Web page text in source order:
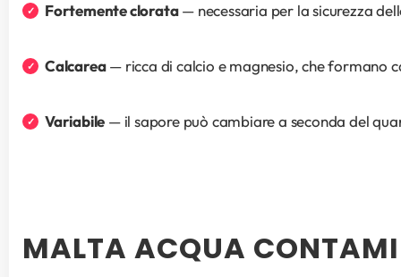
Fortemente clorata — necessaria per la sicurezza
Calcarea — ricca di calcio e magnesio, che formano
Variabile — il sapore può cambiare a seconda del
MALTA ACQUA